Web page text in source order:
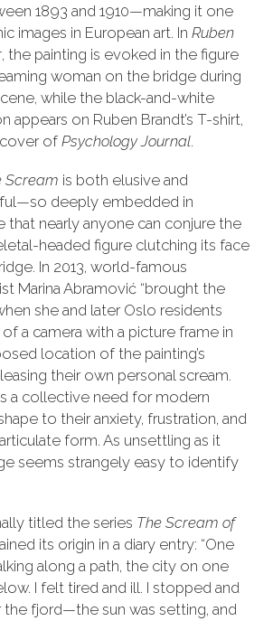
1893 and 1910—making it one
images in European art. In Ruben
, the painting is evoked in the figure
woman on the bridge during
while the black-and-white
appears on Ruben Brandt’s T-shirt,
of Psychology Journal.
Scream is both elusive and
deeply embedded in
that nearly anyone can conjure the
headed figure clutching its face
In 2013, world-famous
Marina Abramović “brought the
she and later Oslo residents
a camera with a picture frame in
location of the painting’s
their own personal scream.
a collective need for modern
to their anxiety, frustration, and
form. As unsettling as it
seems strangely easy to identify
titled the series The Scream of
its origin in a diary entry: “One
along a path, the city on one
I felt tired and ill. I stopped and
fjord—the sun was setting, and